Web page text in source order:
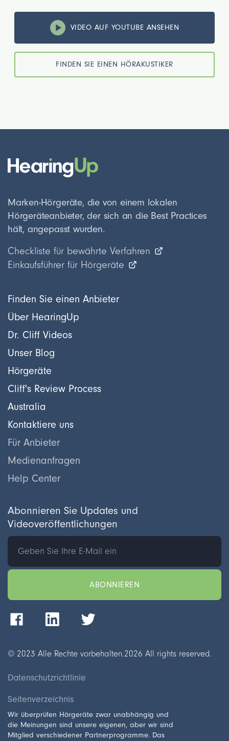
VIDEO AUF YOUTUBE ANSEHEN
FINDEN SIE EINEN HÖRAKUSTIKER
Finden Sie einen Anbieter
Über HearingUp
Dr. Cliff Videos
Unser Blog
Hörgeräte
Cliff's Review Process
Australia
Kontaktiere uns
Für Anbieter
Medienanfragen
Help Center
Marken-Hörgeräte, die von einem lokalen
Hörgeräteanbieter, der sich an die Best Practices
hält, angepasst wurden.
Checkliste für bewährte Verfahren
Einkaufsführer für Hörgeräte
© 2023 Alle Rechte vorbehalten.2026 All rights reserved.
Datenschutzrichtlinie
Seitenverzeichnis
Wir überprüfen Hörgeräte zwar unabhängig und
die Meinungen sind unsere eigenen, aber wir sind
Mitglied verschiedener Partnerprogramme. Das
Abonnieren Sie Updates und
Videoveröffentlichungen